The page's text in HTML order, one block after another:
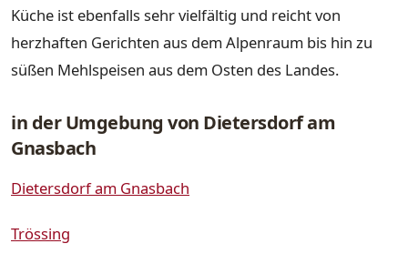
Küche ist ebenfalls sehr vielfältig und reicht von
herzhaften Gerichten aus dem Alpenraum bis hin zu
süßen Mehlspeisen aus dem Osten des Landes.
in der Umgebung von Dietersdorf am
Gnasbach
Dietersdorf am Gnasbach
Trössing